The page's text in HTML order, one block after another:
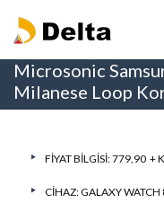
Microsonic
Milanese Loop
FIYAT BILGISI: 779,90 +
CIHAZ:GALAXY